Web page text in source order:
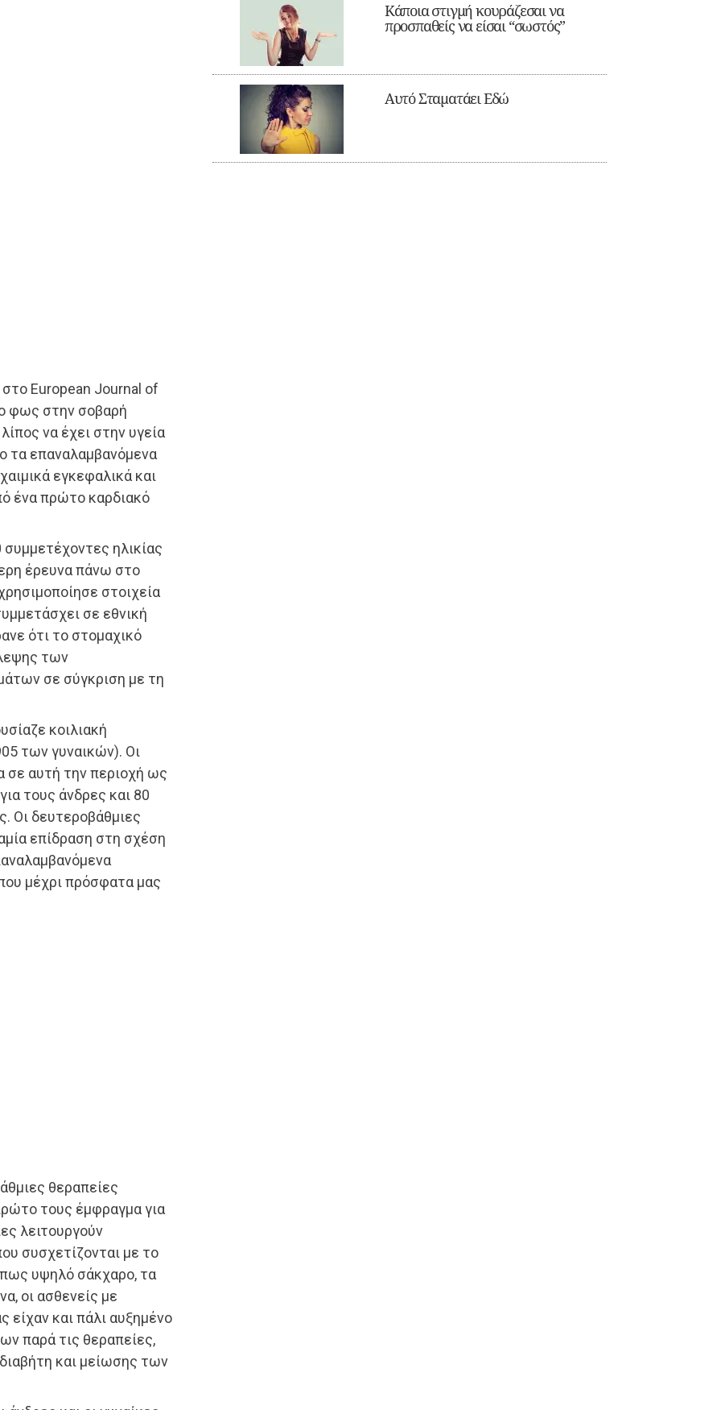
European Journal of
φως στην σοβαρή
να έχει στην υγεία
τα επαναλαμβανόμενα
εγκεφαλικά και
ένα πρώτο καρδιακό
ηλικίας
έρευνα πάνω στο
στοιχεία
σε εθνική
ότι το στομαχικό
των
σε σύγκριση με τη
κοιλιακή
των γυναικών). Οι
σε αυτή την περιοχή ως
τους άνδρες και 80
Οι δευτεροβάθμιες
επίδραση στη σχέση
μέχρι πρόσφατα μας
θεραπείες
τους έμφραγμα για
λειτουργούν
συσχετίζονται με το
υψηλό σάκχαρο, τα
οι ασθενείς με
είχαν και πάλι αυξημένο
παρά τις θεραπείες,
και μείωσης των
Κάποια στιγμή κουράζεσαι να
προσπαθείς να είσαι “σωστός”
Αυτό Σταματάει Εδώ